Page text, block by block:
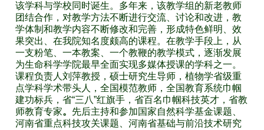
该学科与学校同时诞生。多年来，该教学组的新老教师
团结合作，对教学方法不断进行交流、讨论和改进，教
学体制和教学内容不断修改和完善，形成特色鲜明、效
果突出、在我院知名度颇高的课程。在教学手段上，从
一支粉笔、一本教案、一个教鞭的教学模式，逐渐发展
为生命科学学院最早全面实现多媒体授课的学科之一。
课程负责人刘萍教授，硕士研究生导师，植物学省级重
点学科学术带头人，全国模范教师，全国教育系统巾帼
建功标兵，省“三八”红旗手，省百名巾帼科技英才，省教
师教育专家。 先后主持和参加国家自然科学基金课题、
河南省重点科技攻关课题、河南省基础与前沿技术研究